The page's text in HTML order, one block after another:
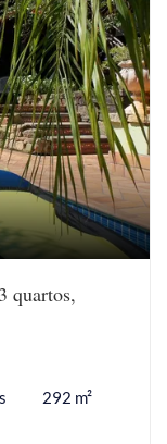
quartos,
292 m²